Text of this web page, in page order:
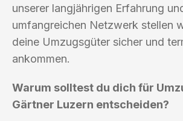
unserer langjährigen Erfahrung
umfangreichen Netzwerk stellen
deine Umzugsgüter sicher und
ankommen.
Warum solltest du dich für
Gärtner Luzern entscheiden?